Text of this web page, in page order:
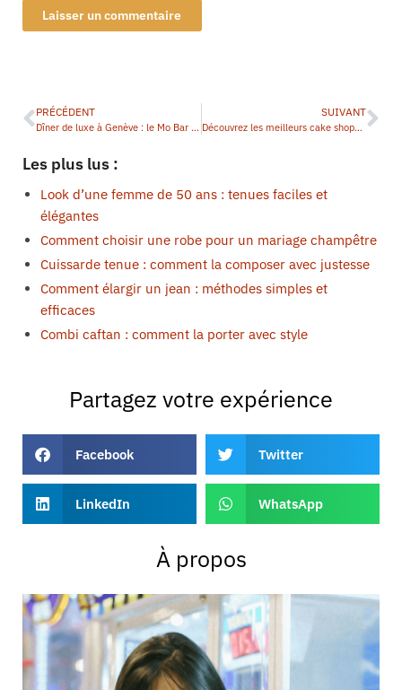
PRÉCÉDENT
Dîner de luxe à Genève : le Mo Bar près du Rhône
SUIVANT
Découvrez les meilleurs cake shops près de la Place Vendôme à Paris
Les plus lus :
Look d’une femme de 50 ans : tenues faciles et
élégantes
Comment choisir une robe pour un mariage champêtre
Cuissarde tenue : comment la composer avec justesse
Comment élargir un jean : méthodes simples et
efficaces
Combi caftan : comment la porter avec style
Partagez votre expérience
Facebook Twitter
LinkedIn WhatsApp
À propos